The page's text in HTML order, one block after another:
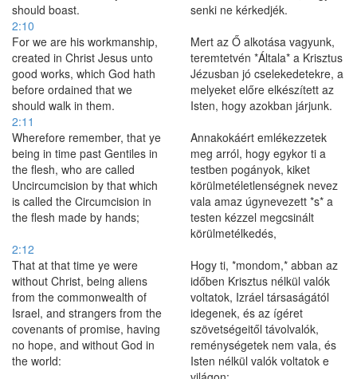
should boast.
senki ne kérkedjék.
2:10
For we are his workmanship,
created in Christ Jesus unto
good works, which God hath
before ordained that we
should walk in them.
Mert az Ő alkotása vagyunk,
teremtetvén *Általa* a Krisztus
Jézusban jó cselekedetekre, a
melyeket előre elkészített az
Isten, hogy azokban járjunk.
2:11
Wherefore remember, that ye
being in time past Gentiles in
the flesh, who are called
Uncircumcision by that which
is called the Circumcision in
the flesh made by hands;
Annakokáért emlékezzetek
meg arról, hogy egykor ti a
testben pogányok, kiket
körülmetéletlenségnek nevez
vala amaz úgynevezett *s* a
testen kézzel megcsinált
körülmetélkedés,
2:12
That at that time ye were
without Christ, being aliens
from the commonwealth of
Israel, and strangers from the
covenants of promise, having
no hope, and without God in
the world:
Hogy ti, *mondom,* abban az
időben Krisztus nélkül valók
voltatok, Izráel társaságától
idegenek, és az ígéret
szövetségeitől távolvalók,
reménységetek nem vala, és
Isten nélkül valók voltatok e